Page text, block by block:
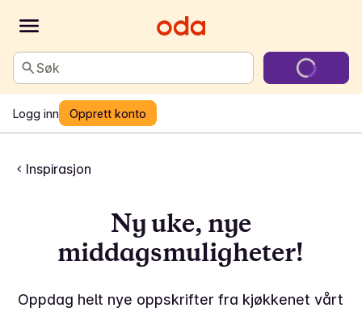
Søk
Logg inn Opprett konto
Inspirasjon
Ny uke, nye
middagsmuligheter!
Oppdag helt nye oppskrifter fra kjøkkenet vårt